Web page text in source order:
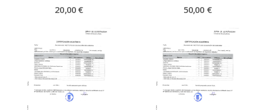
20,00 € 50,00 €